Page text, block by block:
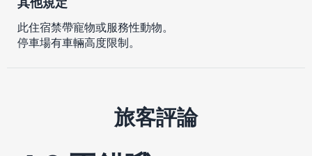
此住宿禁帶寵物或服務性動物。
停車場有車輛高度限制。
旅客評論